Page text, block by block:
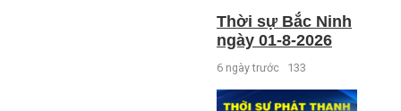
Thời sự Bắc Ninh
ngày 01-8-2026
6 ngày trước 133